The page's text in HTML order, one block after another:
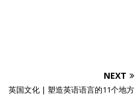
NEXT
英国文化 | 塑造英语语言的11个地方